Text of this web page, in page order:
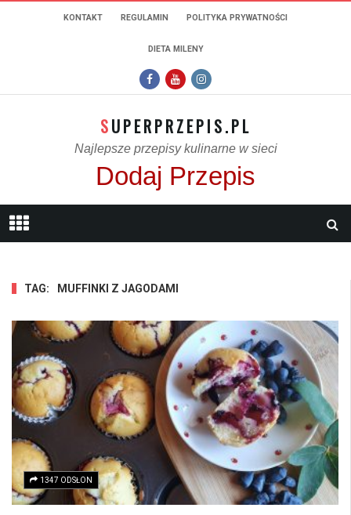
KONTAKT REGULAMIN POLITYKA PRYWATNOŚCI
DIETA MILENY
SUPERPRZEPIS.PL
Najlepsze przepisy kulinarne w sieci
Dodaj Przepis
TAG: MUFFINKI Z JAGODAMI
1347 ODSŁON